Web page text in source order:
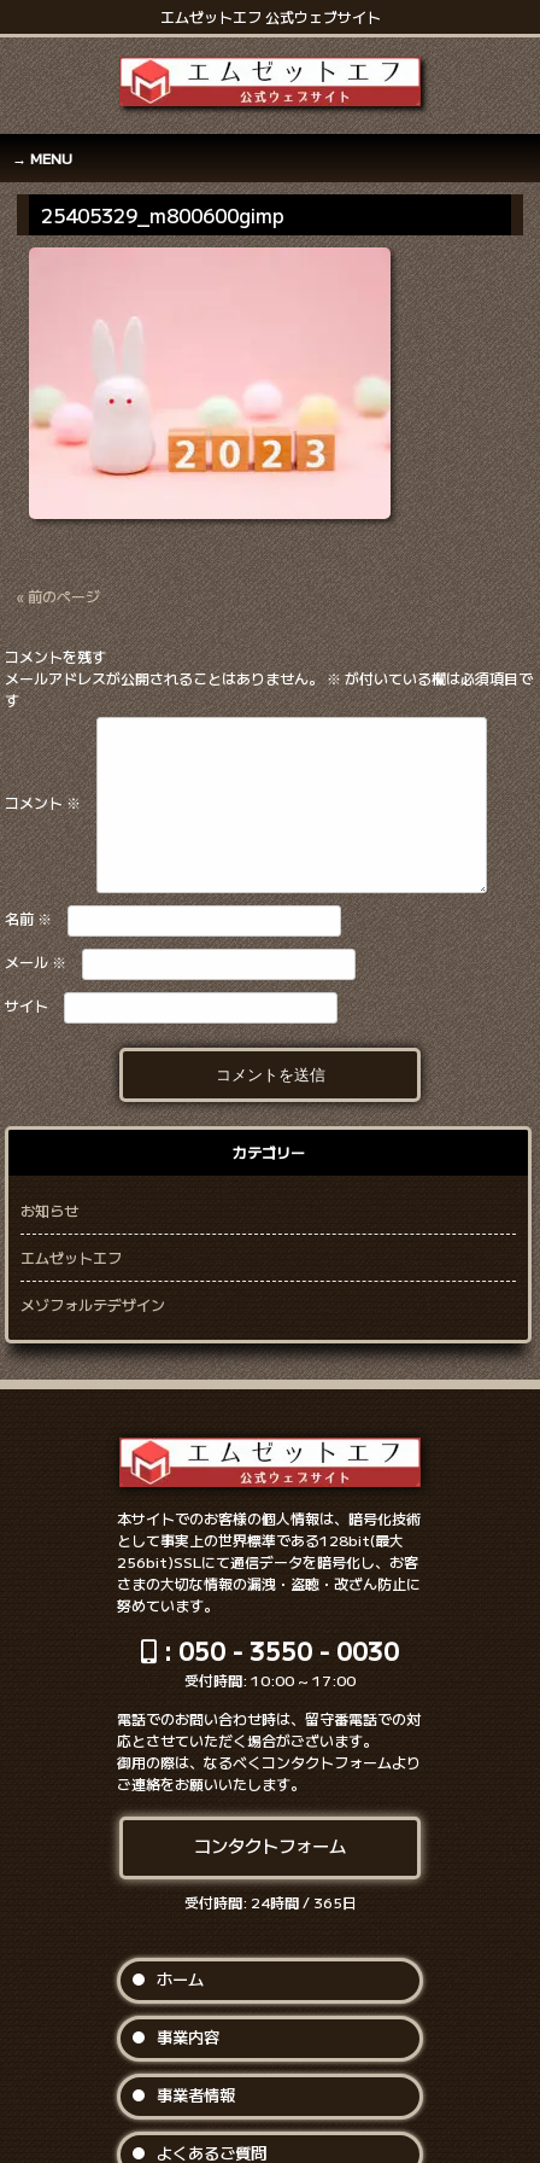
エムゼットエフ 公式ウェブサイト
MENU
25405329_m800600gimp
« 前のページ
コメントを残す
メールアドレスが公開されることはありません。※が付いている欄は必須項目で
す
コメント※
名前※
メール※
サイト
カテゴリー
お知らせ
エムゼットエフ
メゾフォルテデザイン
本サイトでのお客様の個人情報は、暗号化技術
として事実上の世界標準である128bit(最大
256bit)SSLにて通信データを暗号化し、お客
さまの大切な情報の漏洩・盗聴・改ざん防止に
努めています。
: 050 - 3550 - 0030
受付時間: 10:00 ~ 17:00
電話でのお問い合わせ時は、留守番電話での対
応とさせていただく場合がございます。
御用の際は、なるべくコンタクトフォームより
ご連絡をお願いいたします。
コンタクトフォーム
受付時間: 24時間 / 365日
ホーム
事業内容
事業者情報
よくあるご質問